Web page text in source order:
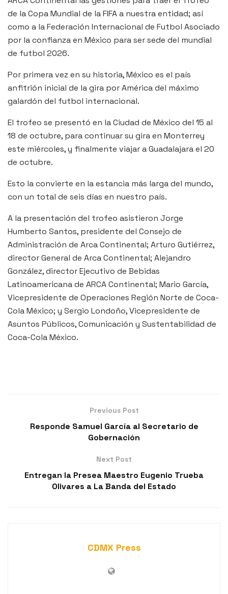
de la Copa Mundial de la FIFA a nuestra entidad; así
como a la Federación Internacional de Futbol Asociado
por la confianza en México para ser sede del mundial
de futbol 2026.
Por primera vez en su historia, México es el país
anfitrión inicial de la gira por América del máximo
galardón del futbol internacional.
El trofeo se presentó en la Ciudad de México del 15 al
18 de octubre, para continuar su gira en Monterrey
este miércoles, y finalmente viajar a Guadalajara el 20
de octubre.
Esto la convierte en la estancia más larga del mundo,
con un total de seis días en nuestro país.
A la presentación del trofeo asistieron Jorge
Humberto Santos, presidente del Consejo de
Administración de Arca Continental; Arturo Gutiérrez,
director General de Arca Continental; Alejandro
González, director Ejecutivo de Bebidas
Latinoamericana de ARCA Continental; Mario García,
Vicepresidente de Operaciones Región Norte de Coca-
Cola México; y Sergio Londoño, Vicepresidente de
Asuntos Públicos, Comunicación y Sustentabilidad de
Coca-Cola México.
Previous Post
Responde Samuel García al Secretario de
Gobernación
Next Post
Entregan la Presea Maestro Eugenio Trueba
Olivares a La Banda del Estado
CDMX Press